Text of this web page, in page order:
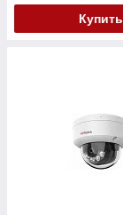
Купить